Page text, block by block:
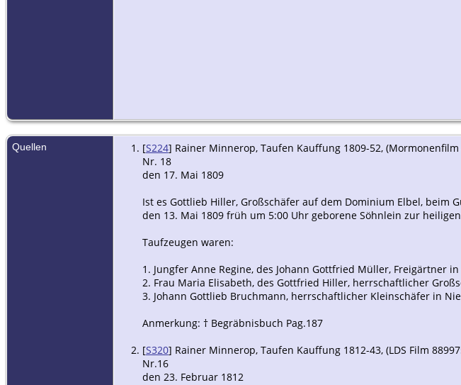
Quellen [S224] Rainer Minnerop, Taufen Kauffung 1809-52, (Mormonenfilm
Nr. 18
den 17. Mai 1809
Ist es Gottlieb Hiller, Großschäfer auf dem Dominium Elbel, beim
den 13. Mai 1809 früh um 5:00 Uhr geborene Söhnlein zur
Taufzeugen waren:
1. Jungfer Anne Regine, des Johann Gottfried Müller, Freigärtner
2. Frau Maria Elisabeth, des Gottfried Hiller, herrschaftlicher
3. Johann Gottlieb Bruchmann, herrschaftlicher Kleinschäfer in
Anmerkung: † Begräbnisbuch Pag.187
[S320] Rainer Minnerop, Taufen Kauffung 1812-43, (LDS Film
Nr.16
den 23. Februar 1812